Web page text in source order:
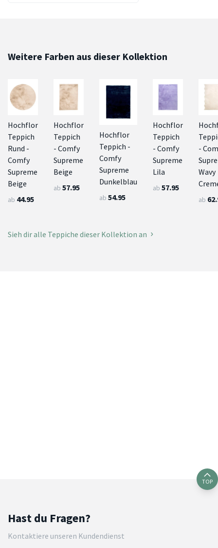
Weitere Farben aus dieser Kollektion
Hochflor
Teppich
Rund -
Comfy
Supreme
Beige
ab 44.95
Hochflor
Teppich
- Comfy
Supreme
Beige
ab 57.95
Hochflor
Teppich -
Comfy
Supreme
Dunkelblau
ab 54.95
Hochflor
Teppich
- Comfy
Supreme
Lila
ab 57.95
-
Wavy
ab
Sieh dir alle Teppiche dieser Kollektion an
TOP
Hast du Fragen?
Kontaktiere unseren Kundendienst